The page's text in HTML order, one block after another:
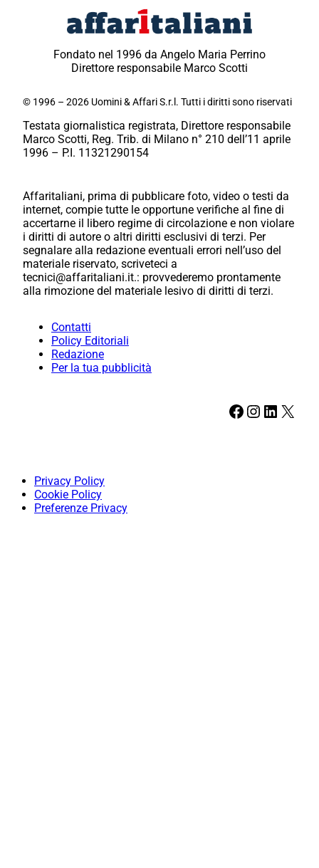
Fondato nel 1996 da Angelo Maria Perrino
Direttore responsabile Marco Scotti
© 1996 – 2026 Uomini & Affari S.r.l. Tutti i diritti sono riservati
Testata giornalistica registrata, Direttore responsabile
Marco Scotti, Reg. Trib. di Milano n° 210 dell’11 aprile
1996 – P.I. 11321290154
Affaritaliani, prima di pubblicare foto, video o testi da
internet, compie tutte le opportune verifiche al fine di
accertarne il libero regime di circolazione e non violare
i diritti di autore o altri diritti esclusivi di terzi. Per
segnalare alla redazione eventuali errori nell’uso del
materiale riservato, scriveteci a
tecnici@affaritaliani.it.: provvederemo prontamente
alla rimozione del materiale lesivo di diritti di terzi.
Contatti
Policy Editoriali
Redazione
Per la tua pubblicità
Facebook Instagram LinkedIn X
Privacy Policy
Cookie Policy
Preferenze Privacy